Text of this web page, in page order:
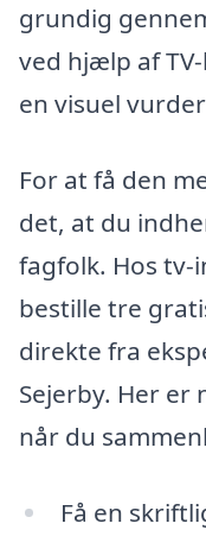
grundig
ved hjælp af
en visuel
For at få den
det, at du
fagfolk. Hos tv-
bestille tre
direkte fra
Sejerby. Her er
når du
Få en